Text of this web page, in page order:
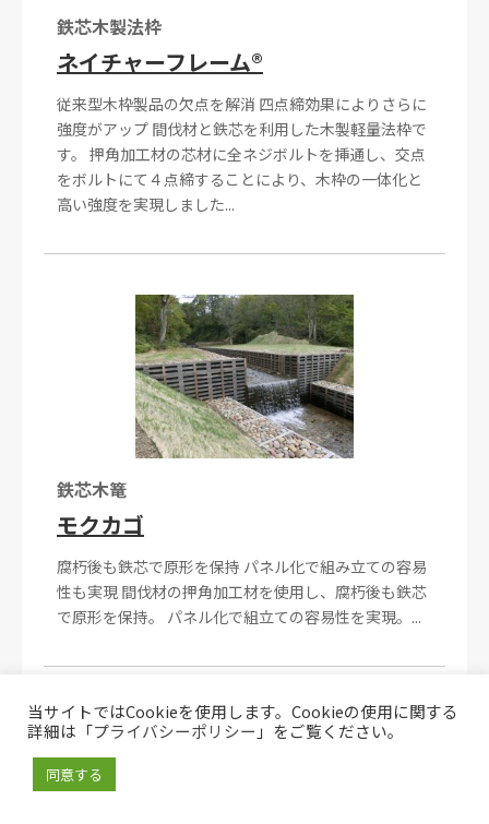
鉄芯木製法枠
ネイチャーフレーム®
従来型木枠製品の欠点を解消 四点締効果によりさらに
強度がアップ 間伐材と鉄芯を利用した木製軽量法枠で
す。 押角加工材の芯材に全ネジボルトを挿通し、交点
をボルトにて４点締することにより、木枠の一体化と
高い強度を実現しました...
鉄芯木篭
モクカゴ
腐朽後も鉄芯で原形を保持 パネル化で組み立ての容易
性も実現 間伐材の押角加工材を使用し、腐朽後も鉄芯
で原形を保持。 パネル化で組立ての容易性を実現。...
当サイトではCookieを使用します。Cookieの使用に関する
詳細は「プライバシーポリシー 」をご覧ください。
同意する